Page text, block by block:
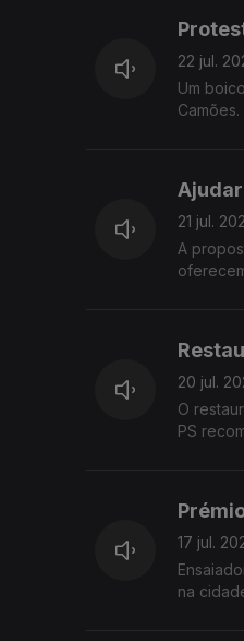
22 jul.
Um boicote, um protesto junto ao local do Encontro Anual da
21 jul.
A
20 jul.
O
PS
17 jul.
na